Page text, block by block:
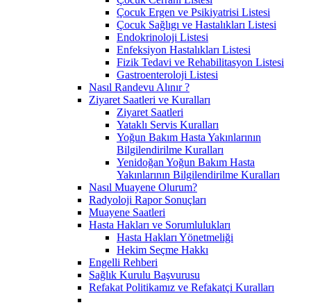
Çocuk Ergen ve Psikiyatrisi Listesi
Çocuk Sağlıgı ve Hastalıkları Listesi
Endokrinoloji Listesi
Enfeksiyon Hastalıkları Listesi
Fizik Tedavi ve Rehabilitasyon Listesi
Gastroenteroloji Listesi
Nasıl Randevu Alınır ?
Ziyaret Saatleri ve Kuralları
Ziyaret Saatleri
Yataklı Servis Kuralları
Yoğun Bakım Hasta Yakınlarının
Bilgilendirilme Kuralları
Yenidoğan Yoğun Bakım Hasta
Yakınlarının Bilgilendirilme Kuralları
Nasıl Muayene Olurum?
Radyoloji Rapor Sonuçları
Muayene Saatleri
Hasta Hakları ve Sorumlulukları
Hasta Hakları Yönetmeliği
Hekim Seçme Hakkı
Engelli Rehberi
Sağlık Kurulu Başvurusu
Refakat Politikamız ve Refakatçi Kuralları